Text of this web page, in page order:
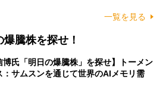
一覧を見る
騰株を探せ！
博氏「明日の爆騰株」を探せ】トーメン
：サムスンを通じて世界のAIメモリ需